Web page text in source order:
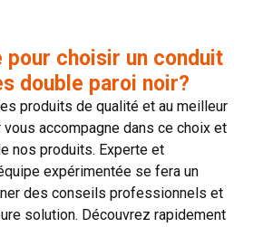
pour choisir un conduit
double paroi noir?
produits de qualité et au meilleur
vous accompagne dans ce choix et
nos produits. Experte et
expérimentée se fera un
des conseils professionnels et
solution. Découvrez rapidement